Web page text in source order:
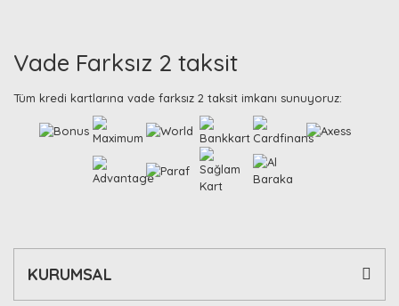
Vade Farksız 2 taksit
Tüm kredi kartlarına vade farksız 2 taksit imkanı sunuyoruz:
KURUMSAL